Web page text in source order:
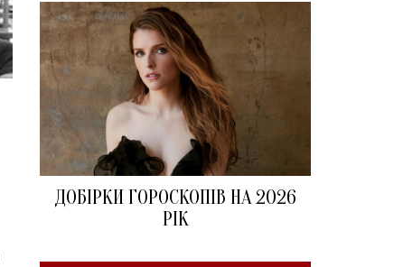
ДОБІРКИ ГОРОСКОПІВ НА 2026
РІК